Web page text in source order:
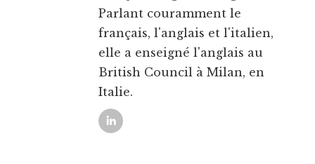
Parlant couramment le
français, l'anglais et l'italien,
elle a enseigné l'anglais au
British Council à Milan, en
Italie.